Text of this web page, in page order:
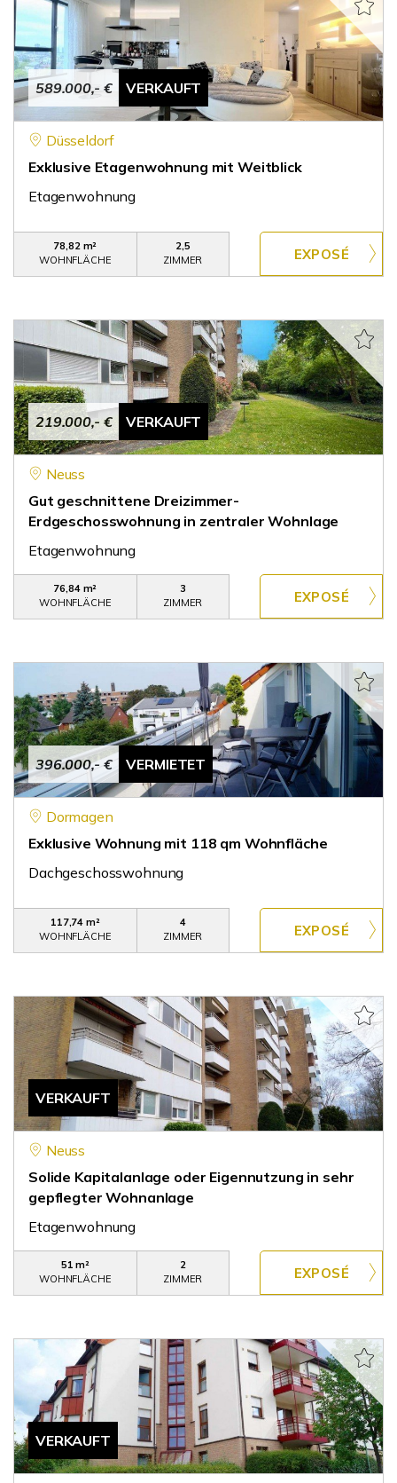
589.000,- € VERKAUFT
Düsseldorf
Exklusive Etagenwohnung mit Weitblick
Etagenwohnung
78,82 m²
WOHNFLÄCHE
2,5
ZIMMER
219.000,- € VERKAUFT
Neuss
Gut geschnittene Dreizimmer-
Erdgeschosswohnung in zentraler Wohnlage
Etagenwohnung
76,84 m²
WOHNFLÄCHE
3
ZIMMER
396.000,- € VERMIETET
Dormagen
Exklusive Wohnung mit 118 qm Wohnfläche
Dachgeschosswohnung
117,74 m²
WOHNFLÄCHE
4
ZIMMER
VERKAUFT
Neuss
Solide Kapitalanlage oder Eigennutzung in sehr
gepflegter Wohnanlage
Etagenwohnung
51 m²
WOHNFLÄCHE
2
ZIMMER
VERKAUFT